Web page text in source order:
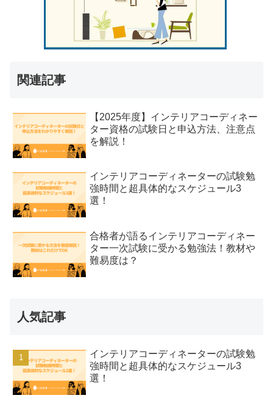
関連記事
【2025年度】インテリアコーディネー
ター資格の試験日と申込方法、注意点
を解説！
インテリアコーディネーターの試験勉
強時間と超具体的なスケジュール3
選！
合格者が語るインテリアコーディネー
ター一次試験に受かる勉強法！教材や
難易度は？
人気記事
インテリアコーディネーターの試験勉
強時間と超具体的なスケジュール3
選！